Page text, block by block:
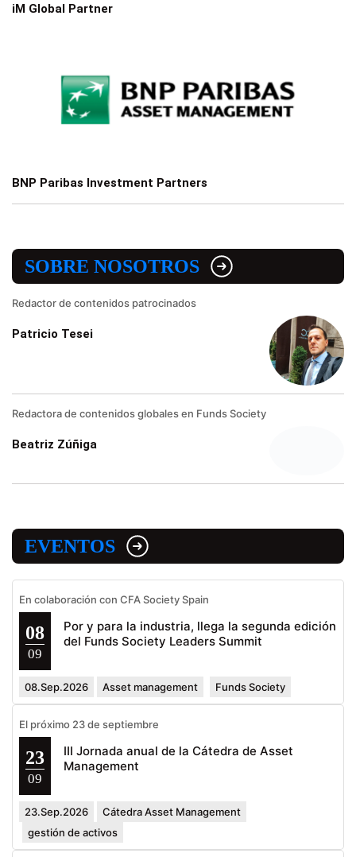
iM Global Partner
BNP Paribas Investment Partners
SOBRE NOSOTROS
Redactor de contenidos patrocinados
Patricio Tesei
Redactora de contenidos globales en Funds Society
Beatriz Zúñiga
EVENTOS
En colaboración con CFA Society Spain
08
09
Por y para la industria, llega la segunda edición
del Funds Society Leaders Summit
08.Sep.2026 Asset management Funds Society
El próximo 23 de septiembre
23
09
III Jornada anual de la Cátedra de Asset
Management
23.Sep.2026
Cátedra Asset Management
gestión de activos